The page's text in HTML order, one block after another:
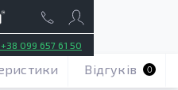
+38 099 657 61 50
Відгуків 0